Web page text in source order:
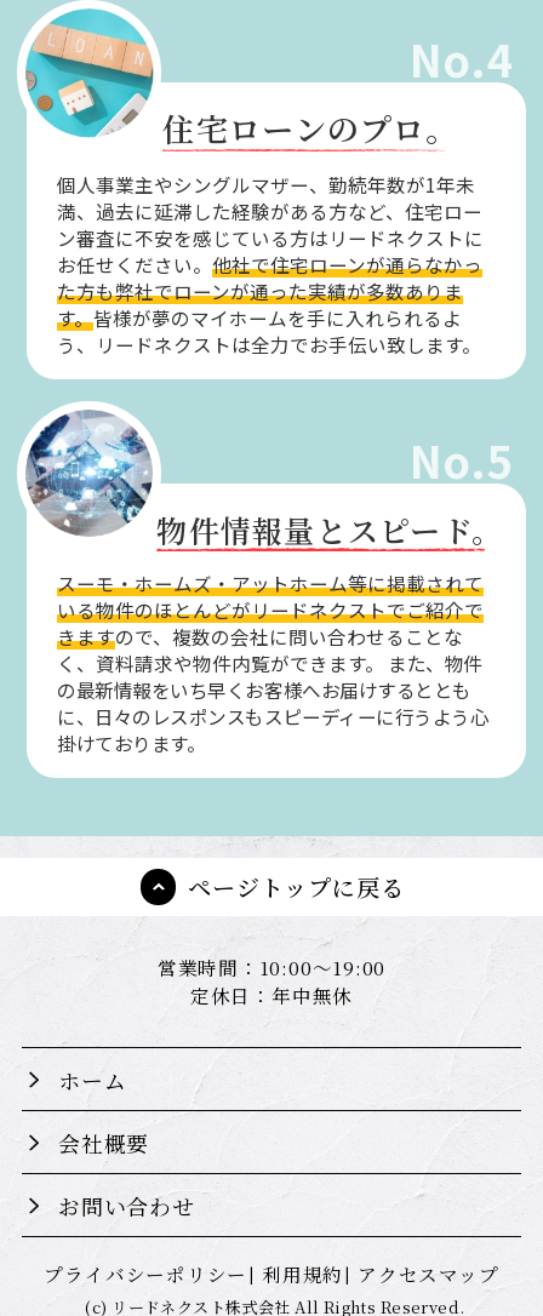
No.4
住宅ローンのプロ。
個人事業主やシングルマザー、勤続年数が1年未
満、過去に延滞した経験がある方など、住宅ロー
ン審査に不安を感じている方はリードネクストに
お任せください。他社で住宅ローンが通らなかっ
た方も弊社でローンが通った実績が多数ありま
す。皆様が夢のマイホームを手に入れられるよ
う、リードネクストは全力でお手伝い致します。
No.5
物件情報量とスピード。
スーモ・ホームズ・アットホーム等に掲載されて
いる物件のほとんどがリードネクストでご紹介で
きますので、複数の会社に問い合わせることな
く、資料請求や物件内覧ができます。
また、物件
の最新情報をいち早くお客様へお届けするととも
に、日々のレスポンスもスピーディーに行うよう心
掛けております。
ページトップに戻る
営業時間：10:00～19:00
定休日：年中無休
ホーム
会社概要
お問い合わせ
プライバシーポリシー 利用規約 アクセスマップ
(c) リードネクスト株式会社 All Rights Reserved.